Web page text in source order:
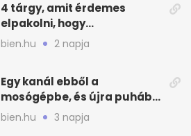
4 tárgy, amit érdemes
elpakolni, hogy
hűvösebbnek tűnjön a lakás
bien.hu 2 napja
Egy kanál ebből a
mosógépbe, és újra puhább
lesz a törölköző
bien.hu 3 napja